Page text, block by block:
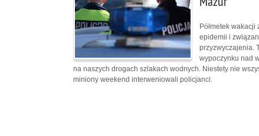
Półmetek
epidemii i
przyzwyczajenia.
wypoczynku nad
na naszych drogach szlakach wodnych. Niestety nie
miniony weekend interweniowali policjanci.